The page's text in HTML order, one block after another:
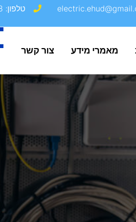
טלפון: 058-3111058
מאמרי מידע צור קשר